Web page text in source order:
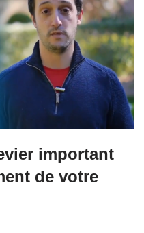
important
de votre